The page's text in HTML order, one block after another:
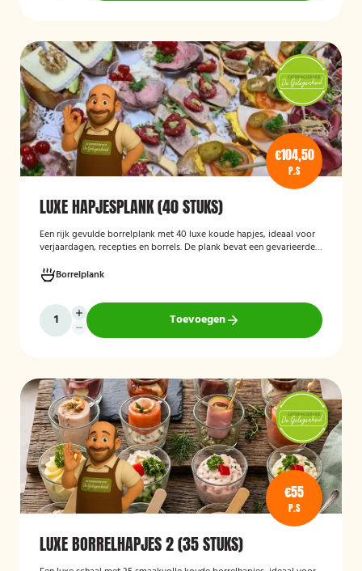
€104,50
P.S
LUXE HAPJESPLANK (40 STUKS)
Een rijk gevulde borrelplank met 40 luxe koude hapjes, ideaal voor
verjaardagen, recepties en borrels. De plank bevat een gevarieerde
stijlvol worden gepresenteerd, zodat je gasten direct kunnen
genieten.
Borrelplank
Toevoegen
€55
P.S
LUXE BORRELHAPJES 2 (35 STUKS)